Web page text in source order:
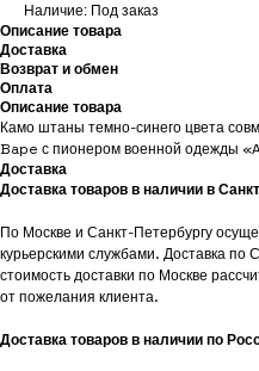
Наличие: Под заказ
Описание товара
Доставка
Возврат и обмен
Оплата
Описание товара
Камо штаны темно-синего цвета
Bape с пионером военной одежды
Доставка
Доставка товаров в наличии в
По Москве и Санкт-Петербургу
курьерскими службами. Доставка по
стоимость доставки по Москве
от пожелания клиента.
Доставка товаров в наличии по